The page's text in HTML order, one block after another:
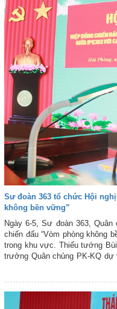
Sư đoàn 363 tổ chức Hội
không bền vững”
Ngày 6-5, Sư đoàn 363,
chiến đấu “Vòm phòng không
trong khu vực. Thiếu tướng
trưởng Quân chủng PK-KQ
quan và một số phòng chức
ngoài Quân chủng PK-KQ